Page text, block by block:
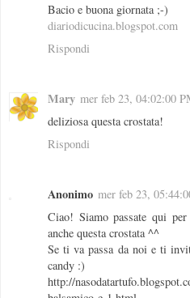
Bacio e buona giornata ;-)
diariodicucina.blogspot.com
Rispondi
Mary mer feb 23, 04:02:00
deliziosa questa crostata!
Rispondi
Anonimo mer feb 23,
Ciao! Siamo passate qui
anche questa crostata ^^
Se ti va passa da noi e ti
candy :)
http://